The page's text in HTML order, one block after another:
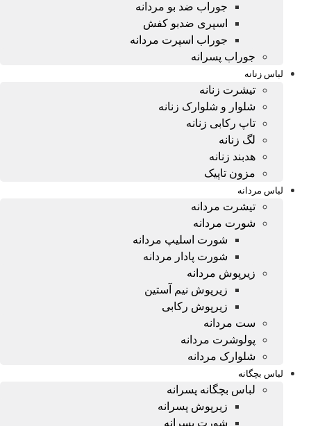
جوراب ضد بو مردانه
اسپری ضدبو کفش
جوراب اسپرت مردانه
جوراب پسرانه
لباس زنانه
تیشرت زنانه
شلوار و شلوارک زنانه
تاپ رکابی زنانه
لگ زنانه
هدبند زنانه
مزون تاپیک
لباس مردانه
تیشرت مردانه
شورت مردانه
شورت اسلیپ مردانه
شورت پادار مردانه
زیرپوش مردانه
زیرپوش نیم آستین
زیرپوش رکابی
ست مردانه
پولوشرت مردانه
شلوارک مردانه
لباس بچگانه
لباس بچگانه پسرانه
زیرپوش پسرانه
شورت پسرانه